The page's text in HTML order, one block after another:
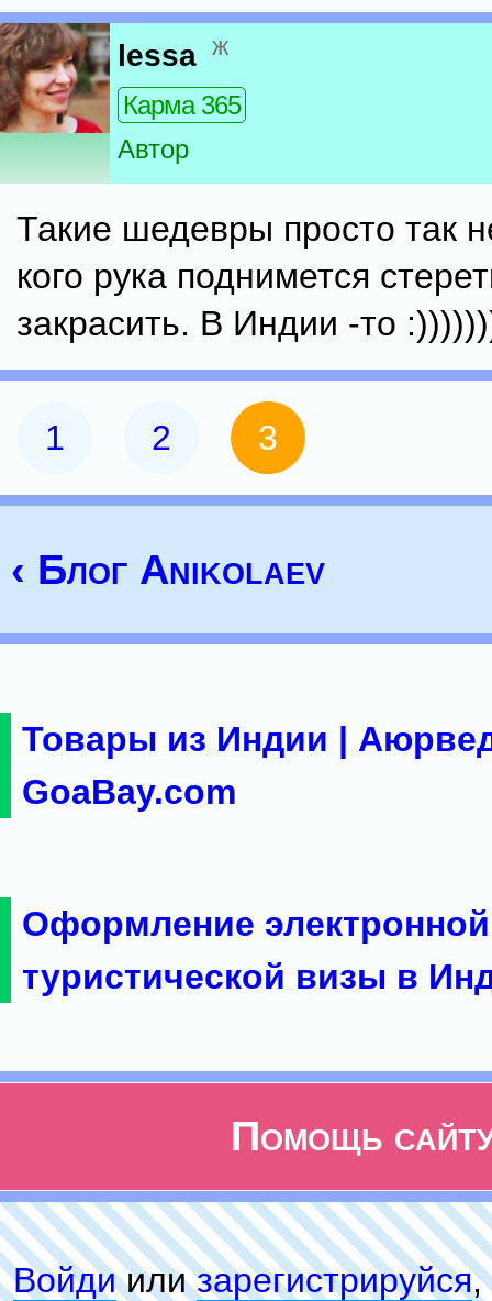
lessa ж
Карма 365
Автор
Такие шедевры просто так
кого рука поднимется
закрасить. В Индии -то
1 2 3
‹ Блог Anikolaev
Товары из Индии |
GoaBay.com
Оформление электронной
туристической визы в
Помощь
Войдиилизарeгиcтpируйся,